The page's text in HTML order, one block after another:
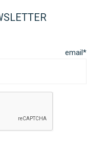
email*